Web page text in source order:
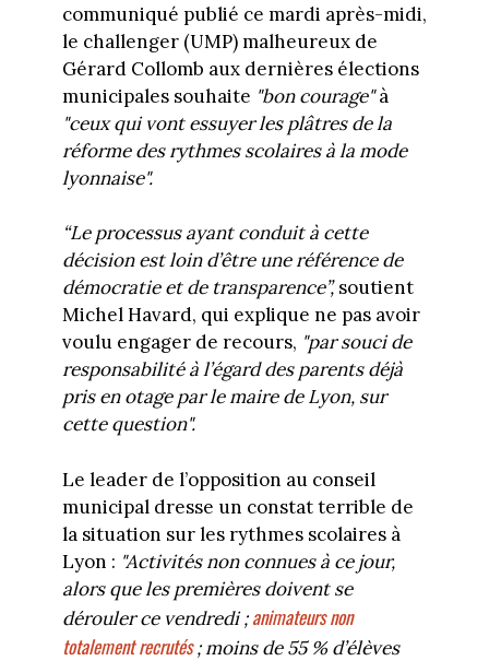
communiqué publié ce mardi après-midi,
le challenger (UMP) malheureux de
Gérard Collomb aux dernières élections
municipales souhaite "bon courage"à
"ceux qui vont essuyer les plâtres de la
réforme des rythmes scolaires à la mode
lyonnaise".
“Le processus ayant conduit à cette
décision est loin d’être une référence de
démocratie et de transparence”,soutient
Michel Havard, qui explique ne pas avoir
voulu engager de recours, "par souci de
responsabilité à l’égard des parents déjà
pris en otage par le maire de Lyon, sur
cette question".
Le leader de l’opposition au conseil
municipal dresse un constat terrible de
la situation sur les rythmes scolaires à
Lyon : "Activités non connues à ce jour,
alors que les premières doivent se
dérouler ce vendredi ;animateurs non
totalement recrutés; moins de 55 % d’élèves